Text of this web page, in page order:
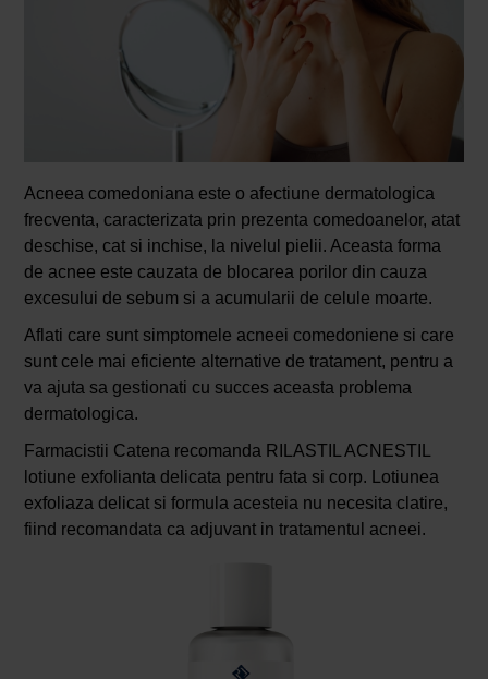
Acneea comedoniana este o afectiune dermatologica
frecventa, caracterizata prin prezenta comedoanelor, atat
deschise, cat si inchise, la nivelul pielii. Aceasta forma
de acnee este cauzata de blocarea porilor din cauza
excesului de sebum si a acumularii de celule moarte.
Aflati care sunt simptomele acneei comedoniene si care
sunt cele mai eficiente alternative de tratament, pentru a
va ajuta sa gestionati cu succes aceasta problema
dermatologica.
Farmacistii Catena recomanda RILASTIL ACNESTIL
lotiune exfolianta delicata pentru fata si corp. Lotiunea
exfoliaza delicat si formula acesteia nu necesita clatire,
fiind recomandata ca adjuvant in tratamentul acneei.